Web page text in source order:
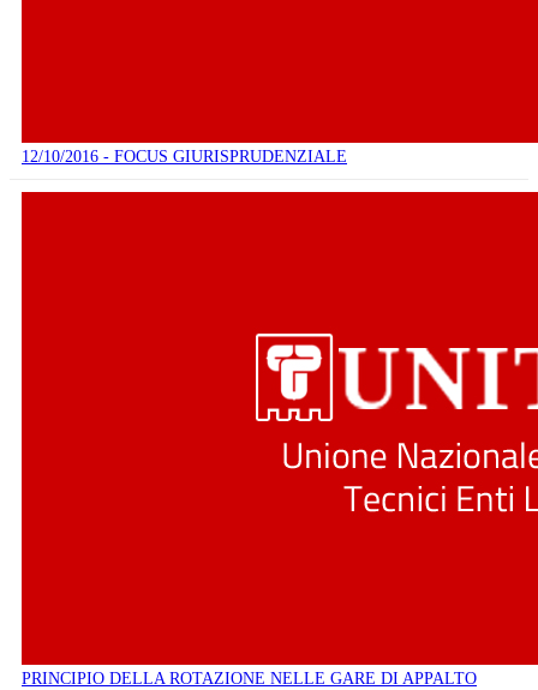
12/10/2016 - FOCUS GIURISPRUDENZIALE
PRINCIPIO DELLA ROTAZIONE NELLE GARE DI APPALTO